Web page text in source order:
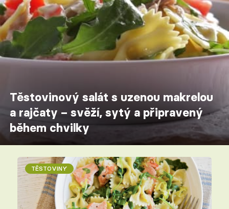
Těstovinový salát s uzenou makrelou
a rajčaty – svěží, sytý a připravený
během chvilky
TĚSTOVINY